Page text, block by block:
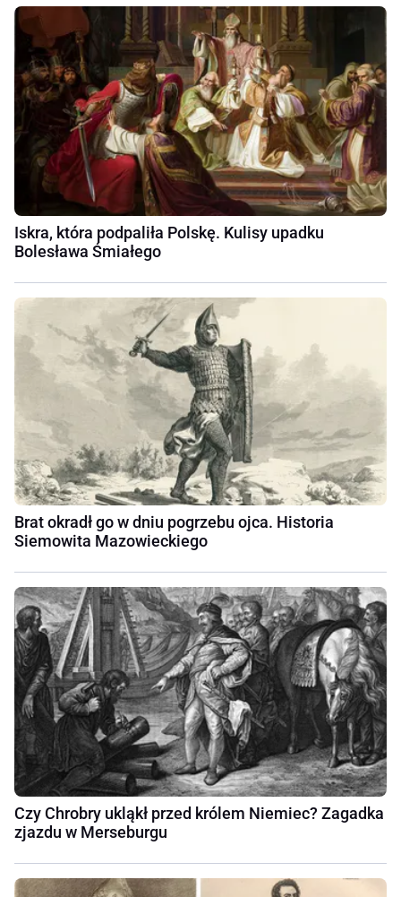
Iskra, która podpaliła Polskę. Kulisy upadku
Bolesława Śmiałego
Brat okradł go w dniu pogrzebu ojca. Historia
Siemowita Mazowieckiego
Czy Chrobry ukląkł przed królem Niemiec? Zagadka
zjazdu w Merseburgu